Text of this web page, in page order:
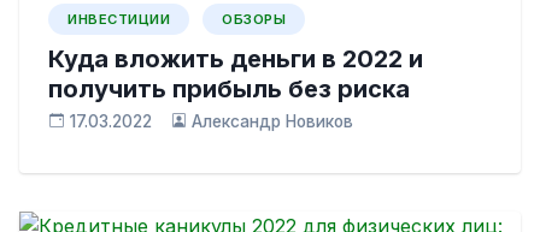
ИНВЕСТИЦИИ ОБЗОРЫ
Куда вложить деньги в 2022 и
получить прибыль без риска
17.03.2022 Александр Новиков